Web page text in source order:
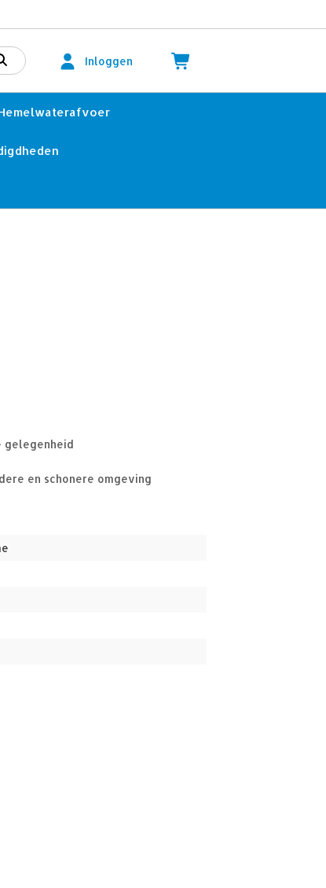
Inloggen
gelegenheid
en schonere omgeving